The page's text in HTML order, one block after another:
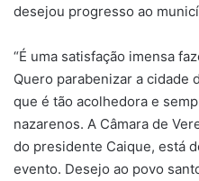
desejou progresso ao
“É uma satisfação imensa
Quero parabenizar a cidade
que é tão acolhedora e
nazarenos. A Câmara de
do presidente Caique, está
evento. Desejo ao povo